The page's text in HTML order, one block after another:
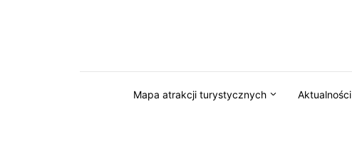
Mapa atrakcji turystycznych Aktualności